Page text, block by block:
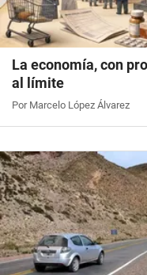
La economía, con
al límite
Por Marcelo López Álvarez